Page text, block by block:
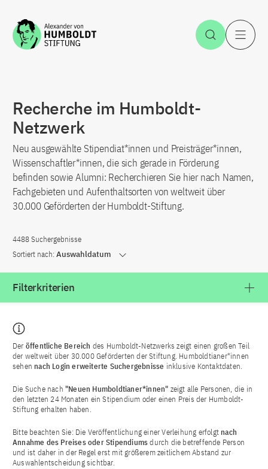
Zum Inhalt springen Suche
Recherche im Humboldt-
Netzwerk
Neu ausgewählte Stipendiat*innen und Preisträger*innen,
Wissenschaftler*innen, die sich gerade in Förderung
befinden sowie Alumni: Recherchieren Sie hier nach Namen,
Fachgebieten und Aufenthaltsorten von weltweit über
30.000 Geförderten der Humboldt-Stiftung.
4488 Suchergebnisse
Sortiert nach: Auswahldatum
Filterkriterien
Der öffentliche Bereich des Humboldt-Netzwerks zeigt einen großen Teil
der weltweit über 30.000 Geförderten der Stiftung. Humboldtianer*innen
sehen nach Login erweiterte Suchergebnisse inklusive Kontaktdaten.
Die Suche nach "Neuen Humboldtianer*innen" zeigt alle Personen, die in
den letzten 24 Monaten ein Stipendium oder einen Preis der Humboldt-
Stiftung erhalten haben.
Bitte beachten Sie: Die Veröffentlichung einer Verleihung erfolgt nach
Annahme des Preises oder Stipendiumsdurch die betreffende Person
und ist daher in der Regel erst mit größerem zeitlichem Abstand zur
Auswahlentscheidung sichtbar.